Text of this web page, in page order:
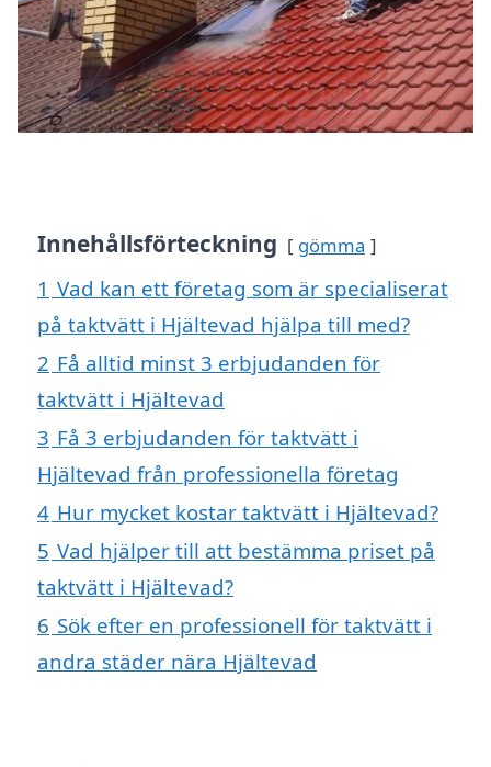
Innehållsförteckning gömma
1 Vad kan ett företag som är specialiserat
på taktvätt i Hjältevad hjälpa till med?
2 Få alltid minst 3 erbjudanden för
taktvätt i Hjältevad
3 Få 3 erbjudanden för taktvätt i
Hjältevad från professionella företag
4 Hur mycket kostar taktvätt i Hjältevad?
5 Vad hjälper till att bestämma priset på
taktvätt i Hjältevad?
6 Sök efter en professionell för taktvätt i
andra städer nära Hjältevad